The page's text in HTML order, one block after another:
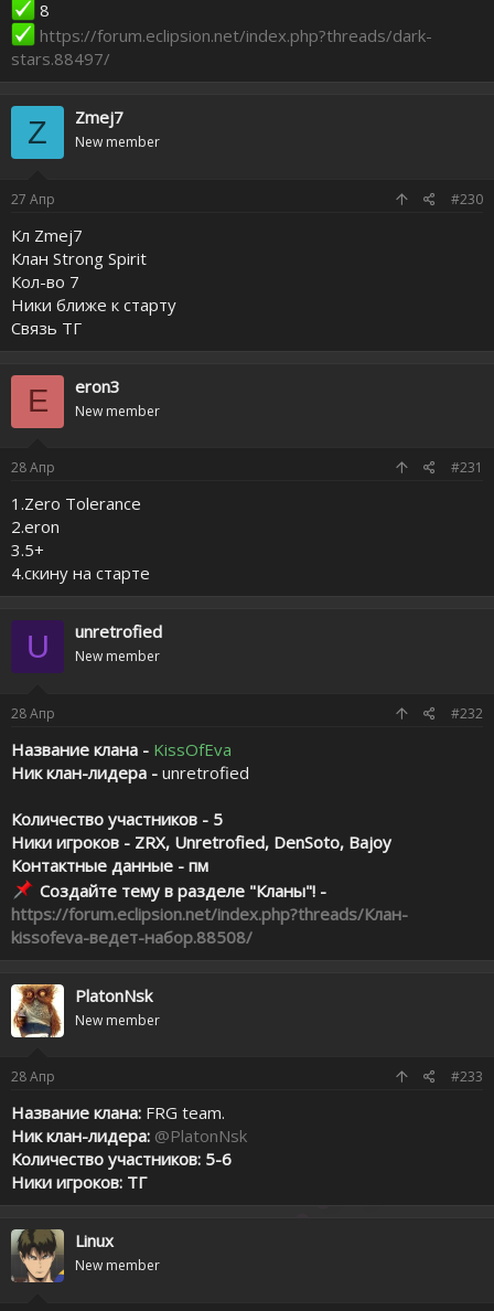
8
https://forum.eclipsion.net/index.php?threads/dark-
stars.88497/
Z Zmej7
New member
27 Апр #230
Кл Zmej7
Клан Strong Spirit
Кол-во 7
Ники ближе к старту
Связь ТГ
E eron3
New member
28Апр #231
1.Zero Tolerance
2.eron
3.5+
4.скину на старте
U unretrofied
New member
28Апр #232
Название клана - KissOfEva
Ник клан-лидера - unretrofied
Количество участников - 5
Ники игроков - ZRX, Unretrofied, DenSoto, Bajoy
Контактные данные - пм
Создайте тему в разделе "Кланы"! -
https://forum.eclipsion.net/index.php?threads/Клан-
kissofeva-ведет-набор.88508/
PlatonNsk
New member
28Апр #233
Название клана: FRG team.
Ник клан-лидера: @PlatonNsk
Количество участников: 5-6
Ники игроков: ТГ
Linux
New member